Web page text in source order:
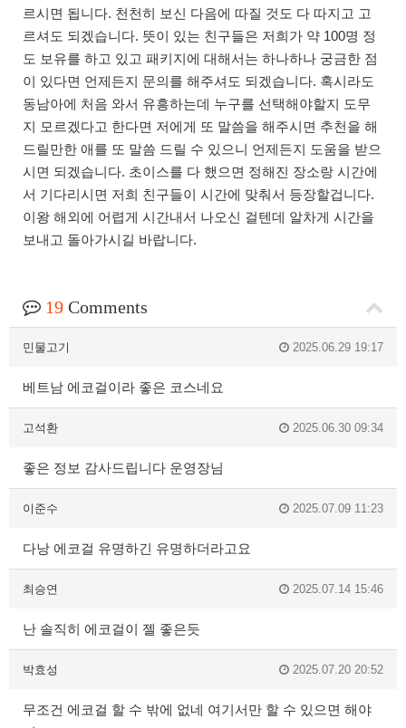
르시면 됩니다. 천천히 보신 다음에 따질 것도 다 따지고 고
르셔도 되겠습니다. 뜻이 있는 친구들은 저희가 약 100명 정
도 보유를 하고 있고 패키지에 대해서는 하나하나 궁금한 점
이 있다면 언제든지 문의를 해주셔도 되겠습니다. 혹시라도
동남아에 처음 와서 유흥하는데 누구를 선택해야할지 도무
지 모르겠다고 한다면 저에게 또 말씀을 해주시면 추천을 해
드릴만한 애를 또 말씀 드릴 수 있으니 언제든지 도움을 받으
시면 되겠습니다. 초이스를 다 했으면 정해진 장소랑 시간에
서 기다리시면 저희 친구들이 시간에 맞춰서 등장할겁니다.
이왕 해외에 어렵게 시간내서 나오신 걸텐데 알차게 시간을
보내고 돌아가시길 바랍니다.
19 Comments
민물고기 2025.06.29 19:17
베트남 에코걸이라 좋은 코스네요
고석환 2025.06.30 09:34
좋은 정보 감사드립니다 운영장님
이준수 2025.07.09 11:23
다낭 에코걸 유명하긴 유명하더라고요
최승연 2025.07.14 15:46
난 솔직히 에코걸이 젤 좋은듯
박효성 2025.07.20 20:52
무조건 에코걸 할 수 밖에 없네 여기서만 할 수 있으면 해야